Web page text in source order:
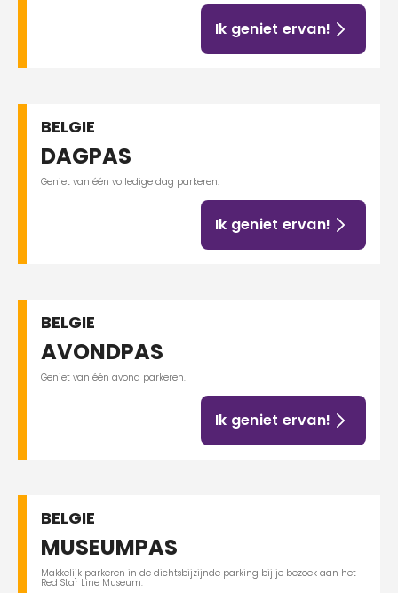
Ik geniet ervan!
BELGIE
DAGPAS
Geniet van één volledige dag parkeren.
Ik geniet ervan!
BELGIE
AVONDPAS
Geniet van één avond parkeren.
Ik geniet ervan!
BELGIE
MUSEUMPAS
Makkelijk parkeren in de dichtsbijzijnde parking bij je bezoek aan het
Red Star Line Museum.